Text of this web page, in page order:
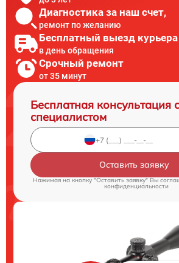
Диагностика за наш счет,
ремонт по желанию
Бесплатный выезд курьера
в день обращения
Срочный ремонт
от 35 минут
Бесплатная консультация
специалистом
Оставить заявку
Нажимая на кнопку "Оставить заявку" Вы
конфиденциальности